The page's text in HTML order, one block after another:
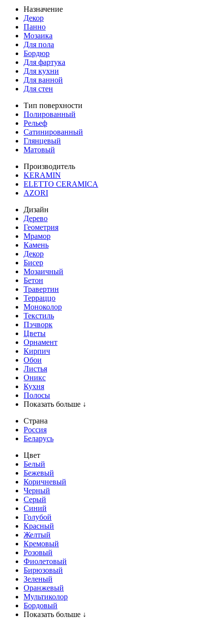
Назначение
Декор
Панно
Мозаика
Для пола
Бордюр
Для фартука
Для кухни
Для ванной
Для стен
Тип поверхности
Полированный
Рельеф
Сатинированный
Глянцевый
Матовый
Производитель
KERAMIN
ELETTO CERAMICA
AZORI
Дизайн
Дерево
Геометрия
Мрамор
Камень
Декор
Бисер
Мозаичный
Бетон
Травертин
Терраццо
Моноколор
Текстиль
Пэчворк
Цветы
Орнамент
Кирпич
Обои
Листья
Оникс
Кухня
Полосы
Показать больше ↓
Страна
Россия
Беларусь
Цвет
Белый
Бежевый
Коричневый
Черный
Серый
Синий
Голубой
Красный
Желтый
Кремовый
Розовый
Фиолетовый
Бирюзовый
Зеленый
Оранжевый
Мультиколор
Бордовый
Показать больше ↓